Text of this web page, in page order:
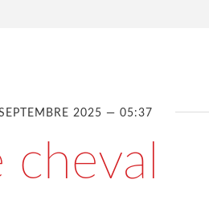
2025 — 05:37